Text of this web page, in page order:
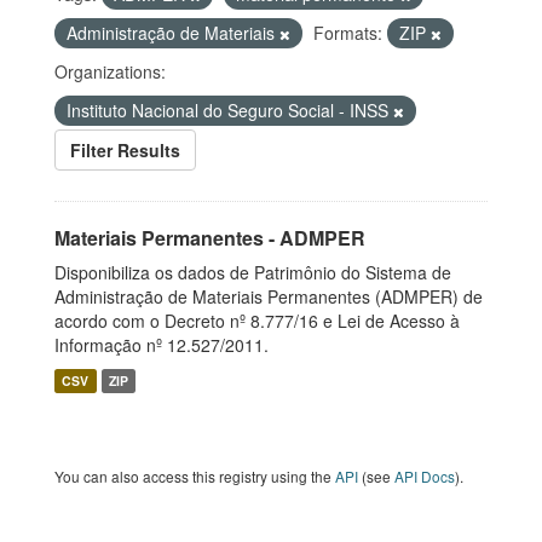
Administração de Materiais
Formats:
ZIP
Organizations:
Instituto Nacional do Seguro Social - INSS
Filter Results
Materiais Permanentes - ADMPER
Disponibiliza os dados de Patrimônio do Sistema de
Administração de Materiais Permanentes (ADMPER) de
acordo com o Decreto nº 8.777/16 e Lei de Acesso à
Informação nº 12.527/2011.
CSV ZIP
You can also access this registry using the API (see API Docs).